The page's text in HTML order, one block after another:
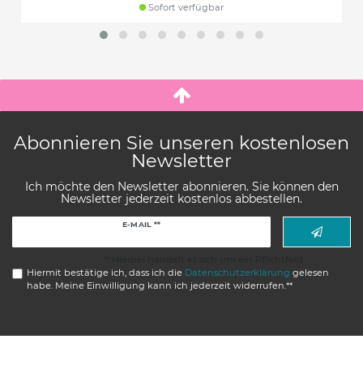
Sofort verfügbar
Abonnieren Sie unseren kostenlosen
Newsletter
Ich möchte den Newsletter abonnieren. Sie können den
Newsletter jederzeit kostenlos abbestellen.
E-MAIL **
Hiermit bestätige ich, dass ich die Daten­schutz­erklärung gelesen
habe. Meine Einwilligung kann ich jederzeit widerrufen.**